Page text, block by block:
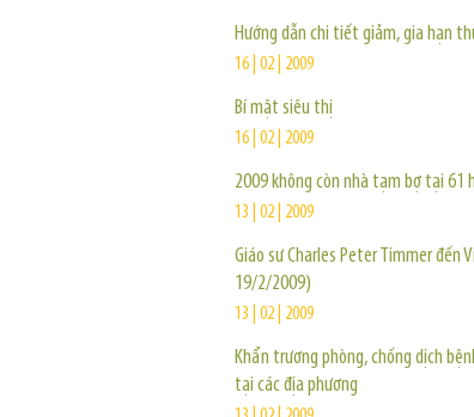
Hướng dẫn chi tiết giảm, gia hạn
16 | 02 | 2009
Bí mật siêu thị
16 | 02 | 2009
2009 không còn nhà tạm bợ tại 61
13 | 02 | 2009
Giáo sư Charles Peter Timmer đến
19/2/2009)
13 | 02 | 2009
Khẩn trương phòng, chống dịch
tại các địa phương